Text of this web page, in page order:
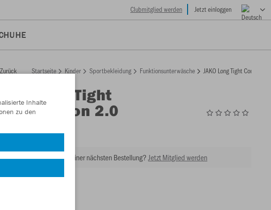
Clubmitglied werden Jetzt einloggen
Zurück Startseite Kinder Sportbekleidung Funktionsunterwäsche JAKO Long Tight
Long Tight
2.0
auf 30% Rabatt bei Deiner nächsten Bestellung? Jetzt Mitglied werden
Inhalte
zu den